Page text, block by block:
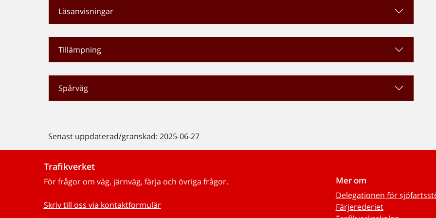
Läsanvisningar
Tillämpning
Spårväg
Senast uppdaterad/granskad: 2025-06-27
Trafikverket
För frågor om väg, järnväg, färja och övriga frågor.
Skriv till oss via kontaktformulär
Mer om
Delegationen för
Färjerederiet